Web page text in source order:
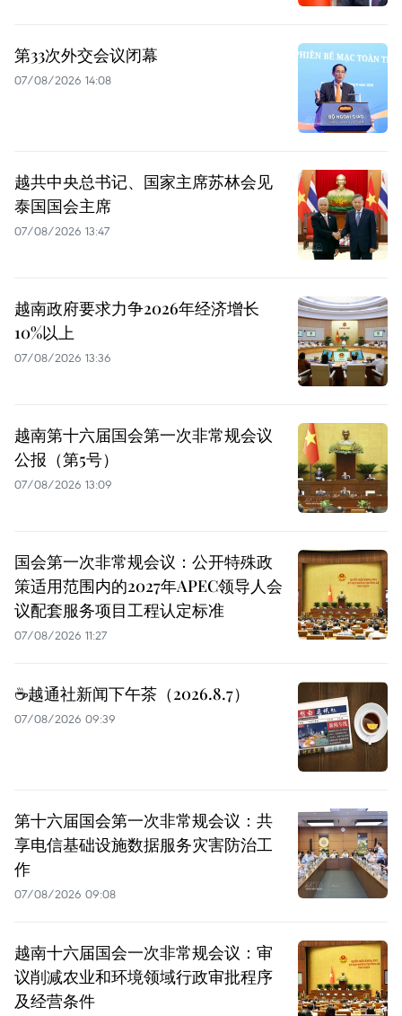
第33次外交会议闭幕
07/08/2026 14:08
越共中央总书记、国家主席苏林会见
泰国国会主席
07/08/2026 13:47
越南政府要求力争2026年经济增长
10%以上
07/08/2026 13:36
越南第十六届国会第一次非常规会议
公报（第5号）
07/08/2026 13:09
国会第一次非常规会议：公开特殊政
策适用范围内的2027年APEC领导人会
议配套服务项目工程认定标准
07/08/2026 11:27
☕️越通社新闻下午茶（2026.8.7）
07/08/2026 09:39
第十六届国会第一次非常规会议：共
享电信基础设施数据服务灾害防治工
作
07/08/2026 09:08
越南十六届国会一次非常规会议：审
议削减农业和环境领域行政审批程序
及经营条件